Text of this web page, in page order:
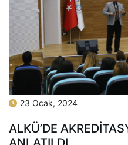
23 Ocak, 2024
ALKÜ’DE